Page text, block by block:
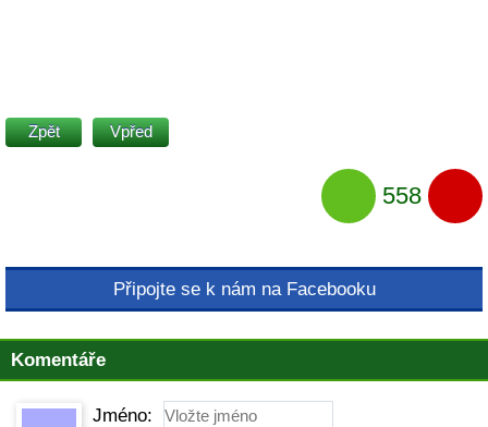
Zpět Vpřed
558
Připojte se k nám na Facebooku
Komentáře
Jméno: